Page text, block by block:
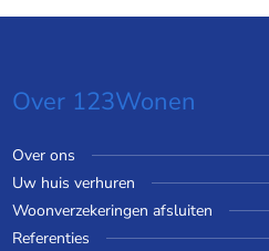
Over 123Wonen
Over ons
Uw huis verhuren
Woonverzekeringen afsluiten
Referenties